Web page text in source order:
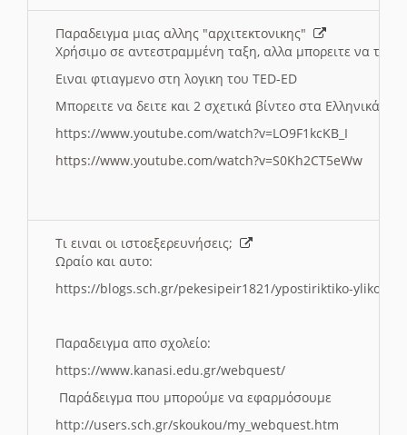
Παραδειγμα μιας αλλης "αρχιτεκτονικης"
Χρήσιμο σε αντεστραμμένη ταξη, αλλα μπορειτε να το
Ειναι φτιαγμενο στη λογικη του TED-ED
Μπορειτε να δειτε και 2 σχετικά βίντεο στα Ελληνικά:
https://www.youtube.com/watch?v=LO9F1kcKB_I
https://www.youtube.com/watch?v=S0Kh2CT5eWw
Τι ειναι οι ιστοεξερευνήσεις;
Ωραίο και αυτο:
https://blogs.sch.gr/pekesipeir1821/ypostiriktiko-yliko/
Παραδειγμα απο σχολείο:
https://www.kanasi.edu.gr/webquest/
Παράδειγμα που μπορούμε να εφαρμόσουμε
http://users.sch.gr/skoukou/my_webquest.htm